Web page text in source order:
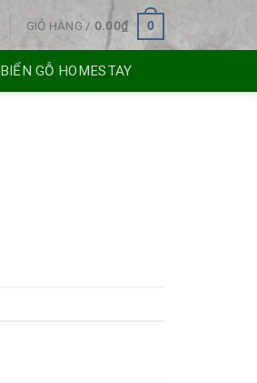
GIỎ HÀNG / 0.00₫ 0
BIỂN GỖ HOMESTAY